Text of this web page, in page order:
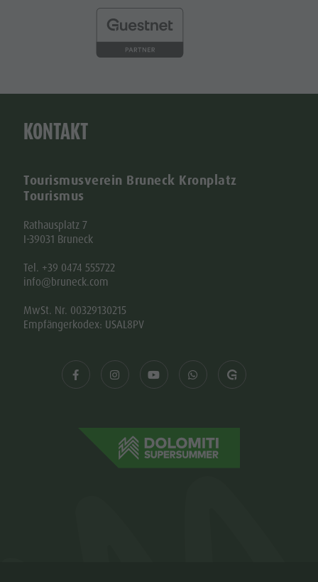
KONTAKT
Tourismusverein Bruneck Kronplatz
Tourismus
Rathausplatz 7
I-39031 Bruneck
Tel. +39 0474 555722
info@bruneck.com
MwSt. Nr. 00329130215
Empfängerkodex: USAL8PV